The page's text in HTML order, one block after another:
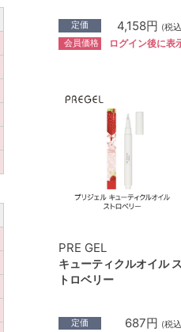
定価 4,158円 (税
会員価格 ログイン後に表
PRE GEL
キューティクルオイル ス
トロベリー
定価 687円 (税